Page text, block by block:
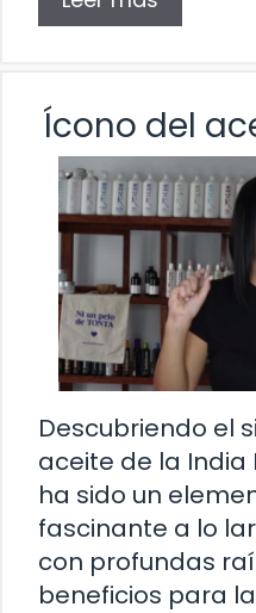
Ícono del
Descubriendo el
aceite de la India
ha sido un
fascinante a lo
con profundas
beneficios para